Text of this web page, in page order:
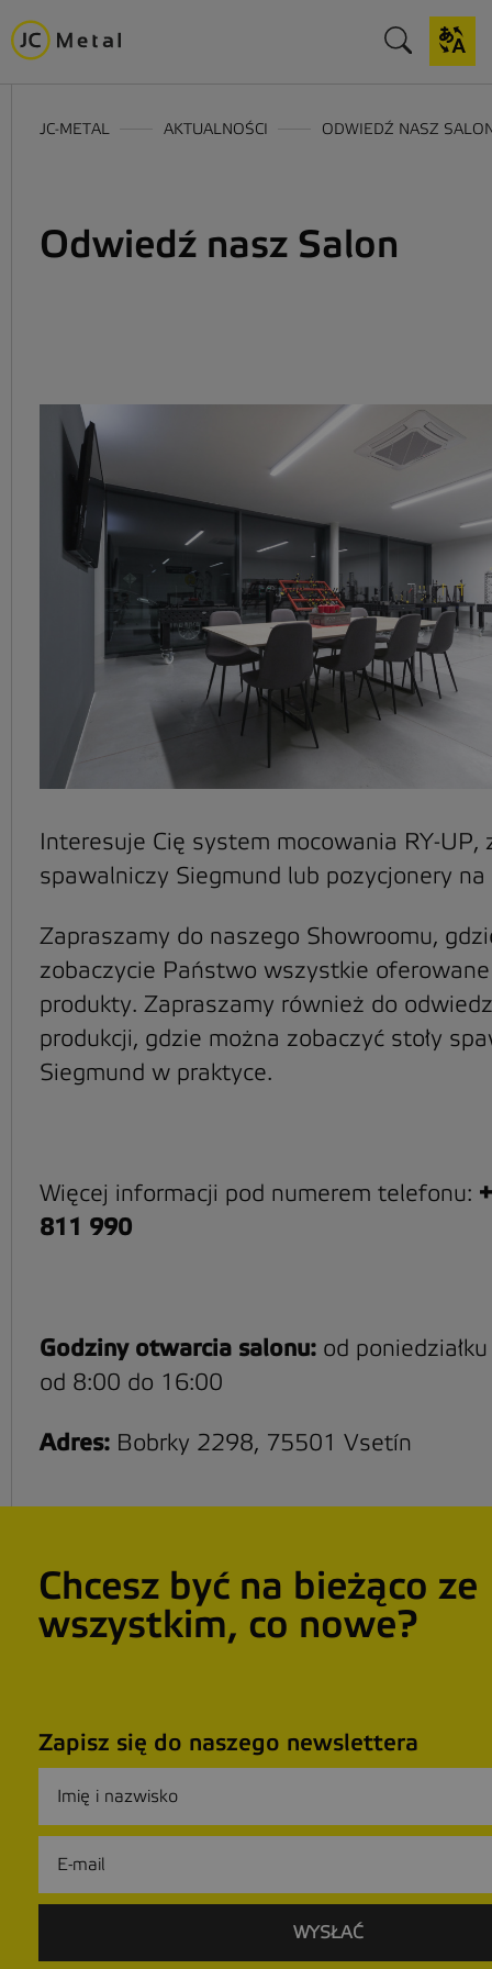
JC-METAL AKTUALNOŚCI ODWIEDŹ NASZ
Odwiedź nasz Salon
Interesuje Cię system mocowania RY-UP,
spawalniczy Siegmund lub pozycjonery
Zapraszamy do naszego Showroomu,
zobaczycie Państwo wszystkie
produkty. Zapraszamy również do
produkcji, gdzie można zobaczyć stoły
Siegmund w praktyce.
Więcej informacji pod numerem telefonu:
811 990
Godziny otwarcia salonu: od
od 8:00 do 16:00
Adres: Bobrky 2298, 75501 Vsetín
Chcesz być na bieżąco ze
wszystkim, co nowe?
Zapisz się do naszego newslettera